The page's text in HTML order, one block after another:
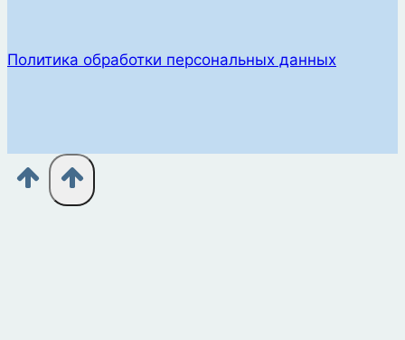
Политика обработки персональных данных